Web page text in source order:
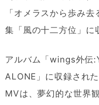
「オメラスから歩み
集「風の十二方位」に
アルバム「wings外伝
ALONE」に収録され
MVは、夢幻的な世界